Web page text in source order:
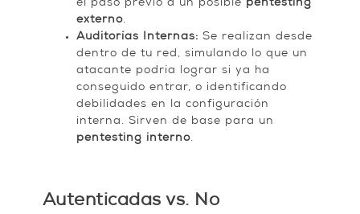
el paso previo a un posible pentesting
externo.
Auditorías Internas: Se realizan desde
dentro de tu red, simulando lo que un
atacante podría lograr si ya ha
conseguido entrar, o identificando
debilidades en la configuración
interna. Sirven de base para un
pentesting interno.
Autenticadas vs. No